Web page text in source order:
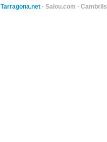
Tarragona.net · Salou.com ·